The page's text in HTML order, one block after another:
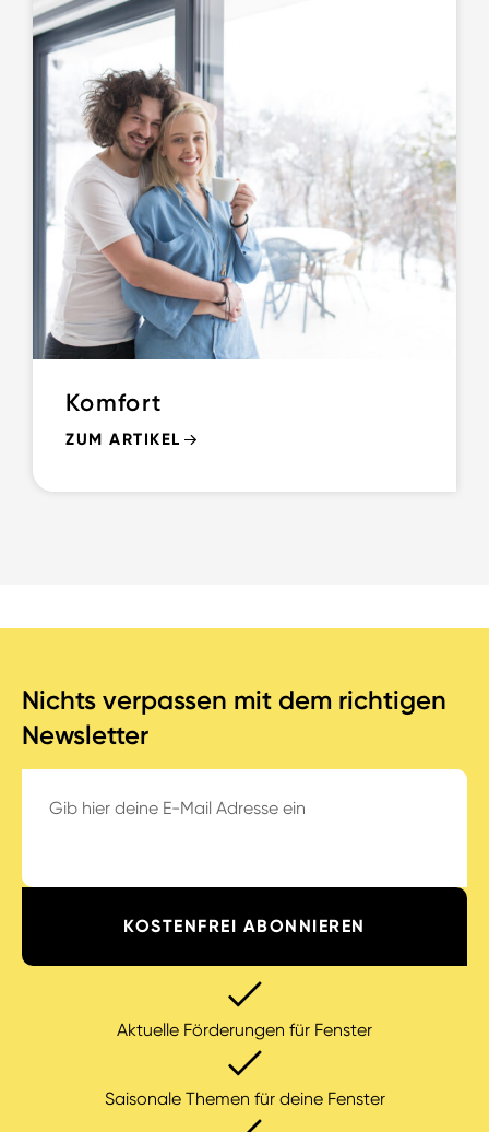
Komfort
ZUM ARTIKEL
Nichts verpassen mit dem richtigen
Newsletter
EMAIL-ADRESSE
Aktuelle Förderungen für Fenster
Saisonale Themen für deine Fenster